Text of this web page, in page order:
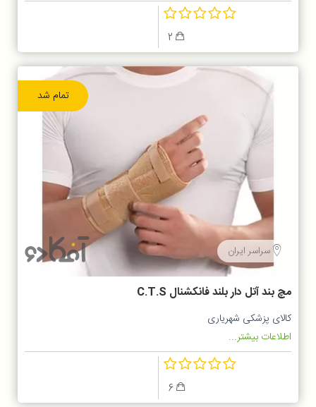
2
تمام شد
سراسر ایران
مچ بند آتل دار بلند فانکشنال C.T.S
کالای پزشکی شهریاری
اطلاعات بیشتر...
6